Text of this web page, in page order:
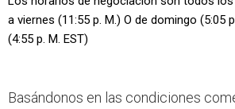
a viernes (11:55 p. M.) O de domingo (5:05
(4:55 p. M. EST)
Basándonos en las condiciones